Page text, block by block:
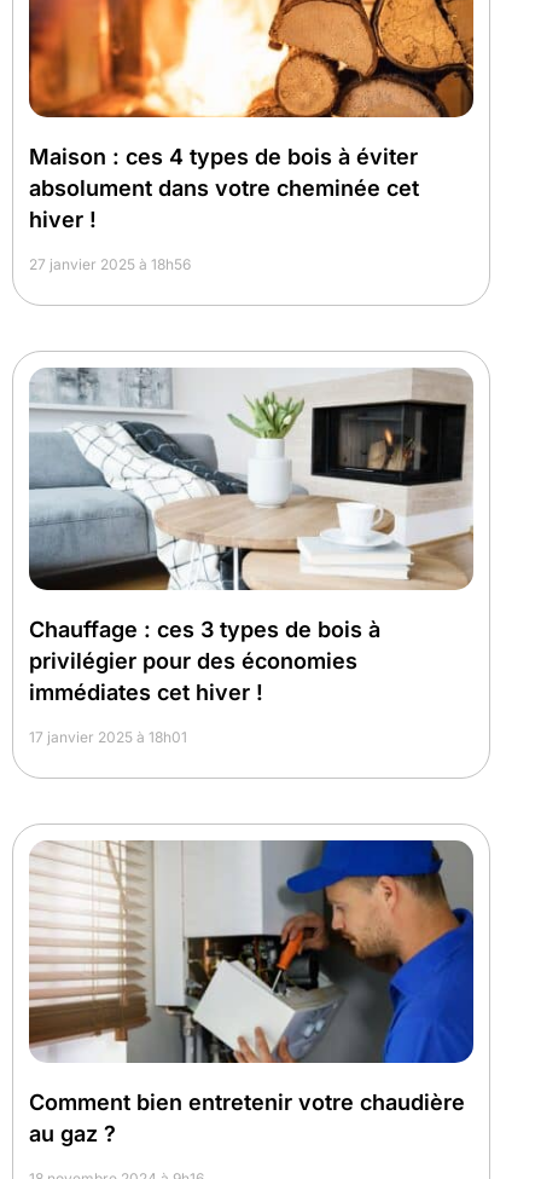
Maison : ces 4 types de bois à éviter
absolument dans votre cheminée cet
hiver !
27 janvier 2025 à 18h56
Chauffage : ces 3 types de bois à
privilégier pour des économies
immédiates cet hiver !
17 janvier 2025 à 18h01
Comment bien entretenir votre chaudière
au gaz ?